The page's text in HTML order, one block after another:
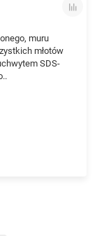
muru
młotów
SDS-